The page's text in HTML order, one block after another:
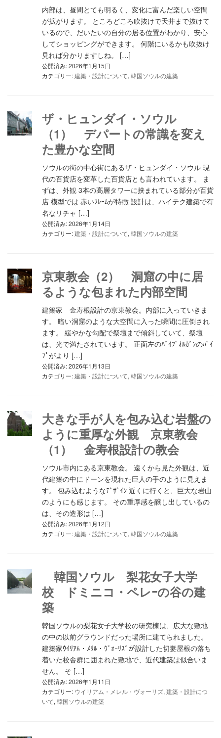
内部は、昼間とても明るく、変化に富んだ楽しい空間
が拡がります。 ところどころ吹抜けで天井まで抜けて
いるので、だいたいの自分の居る位置がわかり、安心
してショッピングができます。 何階にいるかも吹抜け
見れば分かりますしね。 […]
公開済み: 2026年1月15日
カテゴリー:建築・設計について, 韓国ソウルの建築
ザ・ヒュンダイ・ソウル
（1） デパートの常識を変え
た豊かな空間
ソウルの街の中心街にあるザ・ヒュンダイ・ソウル 現
代の百貨店を変革した百貨店とも言われています。 ま
ずは、外観 3本の高層タワーに挟まれている部分が百貨
店 模型では 赤いﾌﾚｰﾑが特徴 設計は、ハイテク建築で有
名なリチャ […]
公開済み: 2026年1月14日
カテゴリー:建築・設計について, 韓国ソウルの建築
京東教会（2） 洞窟の中に居
るような包まれた内部空間
建築家 金寿根設計の京東教会。内部に入っていきま
す。 暗い洞窟のような大空間に入った瞬間に圧倒され
ます。 緩やかな勾配で祭壇まで傾斜していて、祭壇
は、光で満たされています。 正面左のﾊﾟｲﾌﾟｵﾙｶﾞﾝのﾊﾟｲ
ﾌﾟがより […]
公開済み: 2026年1月13日
カテゴリー:建築・設計について, 韓国ソウルの建築
大きな手が人を包み込む岩盤の
ように重厚な外観 京東教会
（1） 金寿根設計の教会
ソウル市内にある京東教会。 遠くから見た外観は、近
代建築の中にドーンを現れた巨人の手のように見えま
す。 包み込むようなﾃﾞｻﾞｲﾝ 近くに行くと、巨大な岩山
のようにも感じます。 その重厚感を醸し出しているの
は、その造形は […]
公開済み: 2026年1月12日
カテゴリー:建築・設計について, 韓国ソウルの建築
韓国ソウル 梨花女子大学
校 ドミニコ・ペレｰの谷の建
築
韓国ソウルの梨花女子大学校の研究棟は、広大な敷地
の中の以前グラウンドだった場所に建てられました。
建築家ｳｲﾘｱﾑ・ﾒﾘﾙ・ｳﾞｫｰﾘｽﾞが設計した切妻屋根の落ち
着いた校舎群に囲まれた敷地で、近代建築は似合いま
せん。 そ […]
公開済み: 2026年1月11日
カテゴリー: ウイリアム・メレル・ヴォーリズ, 建築・設計につ
いて, 韓国ソウルの建築